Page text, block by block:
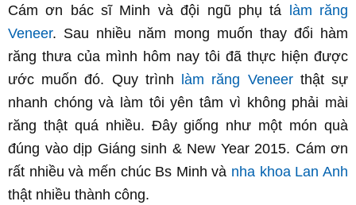
Cám ơn bác sĩ Minh và đội ngũ phụ tá làm răng
Veneer. Sau nhiều năm mong muốn thay đổi hàm
răng thưa của mình hôm nay tôi đã thực hiện được
ước muốn đó. Quy trình làm răng Veneerthật sự
nhanh chóng và làm tôi yên tâm vì không phải mài
răng thật quá nhiều. Đây giống như một món quà
đúng vào dịp Giáng sinh & New Year 2015. Cám ơn
rất nhiều và mến chúc Bs Minh và nha khoa Lan Anh
thật nhiều thành công.